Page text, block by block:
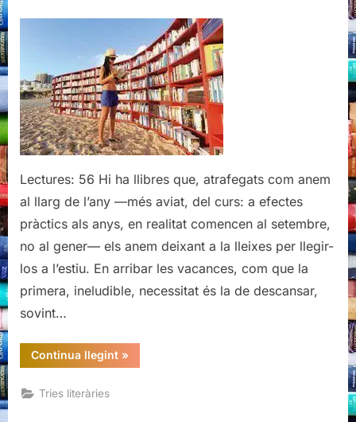
literàries
per
aquest
estiu
Lectures: 56 Hi ha llibres que, atrafegats com anem
al llarg de l’any —més aviat, del curs: a efectes
pràctics als anys, en realitat comencen al setembre,
no al gener— els anem deixant a la lleixes per llegir-
los a l’estiu. En arribar les vacances, com que la
primera, ineludible, necessitat és la de descansar,
sovint…
Continua llegint“Recomanacions
literàries
»
Tries literàries